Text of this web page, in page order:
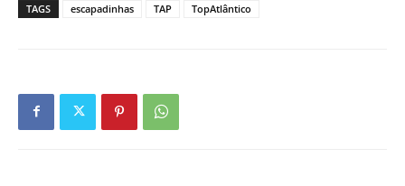
TAGS escapadinhas TAP TopAtlântico